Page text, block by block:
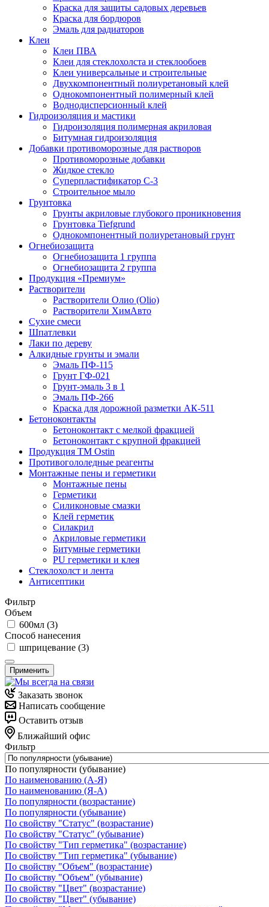
Краска для защиты садовых деревьев
⁠Краска для бордюров
Эмаль для радиаторов
Клеи
Клеи ПВА
Клеи для стеклохолста и стеклообоев
Клеи универсальные и строительные
Двухкомпонентный полиуретановый клей
Однокомпонентный полимерный клей
Воднодисперсионный клей
Гидроизоляция и мастики
Гидроизоляция полимерная акриловая
Битумная гидроизоляция
Добавки противоморозные для растворов
Противоморозные добавки
Жидкое стекло
Суперпластификатор С-3
Строительное мыло
Грунтовка
Грунты акриловые глубокого проникновения
Грунтовка Tiefgrund
Однокомпонентный полиуретановый грунт
Огнебиозащита
Огнебиозащита 1 группа
Огнебиозащита 2 группа
Продукция «Премиум»
Растворители
Растворители Олио (Olio)
Растворители ХимАвто
Сухие смеси
Шпатлевки
Лаки по дереву
Алкидные грунты и эмали
Эмаль ПФ-115
Грунт ГФ-021
Грунт-эмаль 3 в 1
Эмаль ПФ-266
Краска для дорожной разметки АК-511
Бетоноконтакты
Бетоноконтакт с мелкой фракцией
Бетоноконтакт с крупной фракцией
Продукция ТМ Ostin
Противогололедные реагенты
Монтажные пены и герметики
Монтажные пены
Герметики
Силиконовые смазки
Клей герметик
Силакрил
Акриловые герметики
Битумные герметики
PU герметики и клея
Стеклохолст и лента
Антисептики
Фильтр
Объем
600мл (3)
Способ нанесения
шприцевание (3)
Применить
Заказать звонок
Написать сообщение
Оставить отзыв
Ближайший офис
Фильтр
По популярности (убывание)
По наименованию (А-Я)
По наименованию (Я-А)
По популярности (возрастание)
По популярности (убывание)
По свойству "Статус" (возрастание)
По свойству "Статус" (убывание)
По свойству "Тип герметика" (возрастание)
По свойству "Тип герметика" (убывание)
По свойству "Объем" (возрастание)
По свойству "Объем" (убывание)
По свойству "Цвет" (возрастание)
По свойству "Цвет" (убывание)